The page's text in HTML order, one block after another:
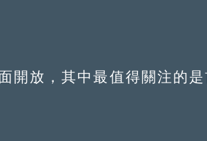
放，其中最值得關注的是